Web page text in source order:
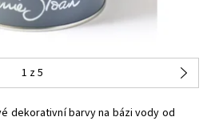
1 z 5
dekorativní barvy na bázi vody od